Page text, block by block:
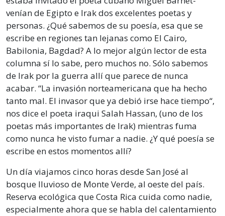
venían de Egipto e Irak dos excelentes poetas y
personas. ¿Qué sabemos de su poesía, esa que se
escribe en regiones tan lejanas como El Cairo,
Babilonia, Bagdad? A lo mejor algún lector de esta
columna sí lo sabe, pero muchos no. Sólo sabemos
de Irak por la guerra allí que parece de nunca
acabar. “La invasión norteamericana que ha hecho
tanto mal. El invasor que ya debió irse hace tiempo“,
nos dice el poeta iraqui Salah Hassan, (uno de los
poetas más importantes de Irak) mientras fuma
como nunca he visto fumar a nadie. ¿Y qué poesía se
escribe en estos momentos allí?
Un día viajamos cinco horas desde San José al
bosque lluvioso de Monte Verde, al oeste del país.
Reserva ecológica que Costa Rica cuida como nadie,
especialmente ahora que se habla del calentamiento